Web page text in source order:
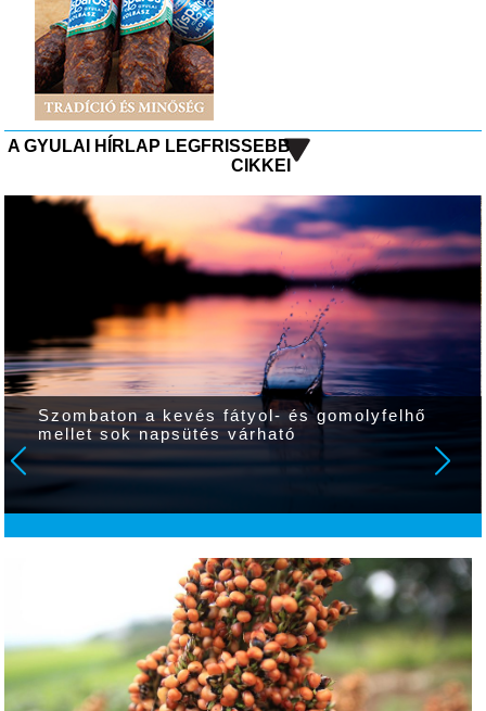
A GYULAI HÍRLAP LEGFRISSEBB
CIKKEI
Melegben is tartós virágdíszek